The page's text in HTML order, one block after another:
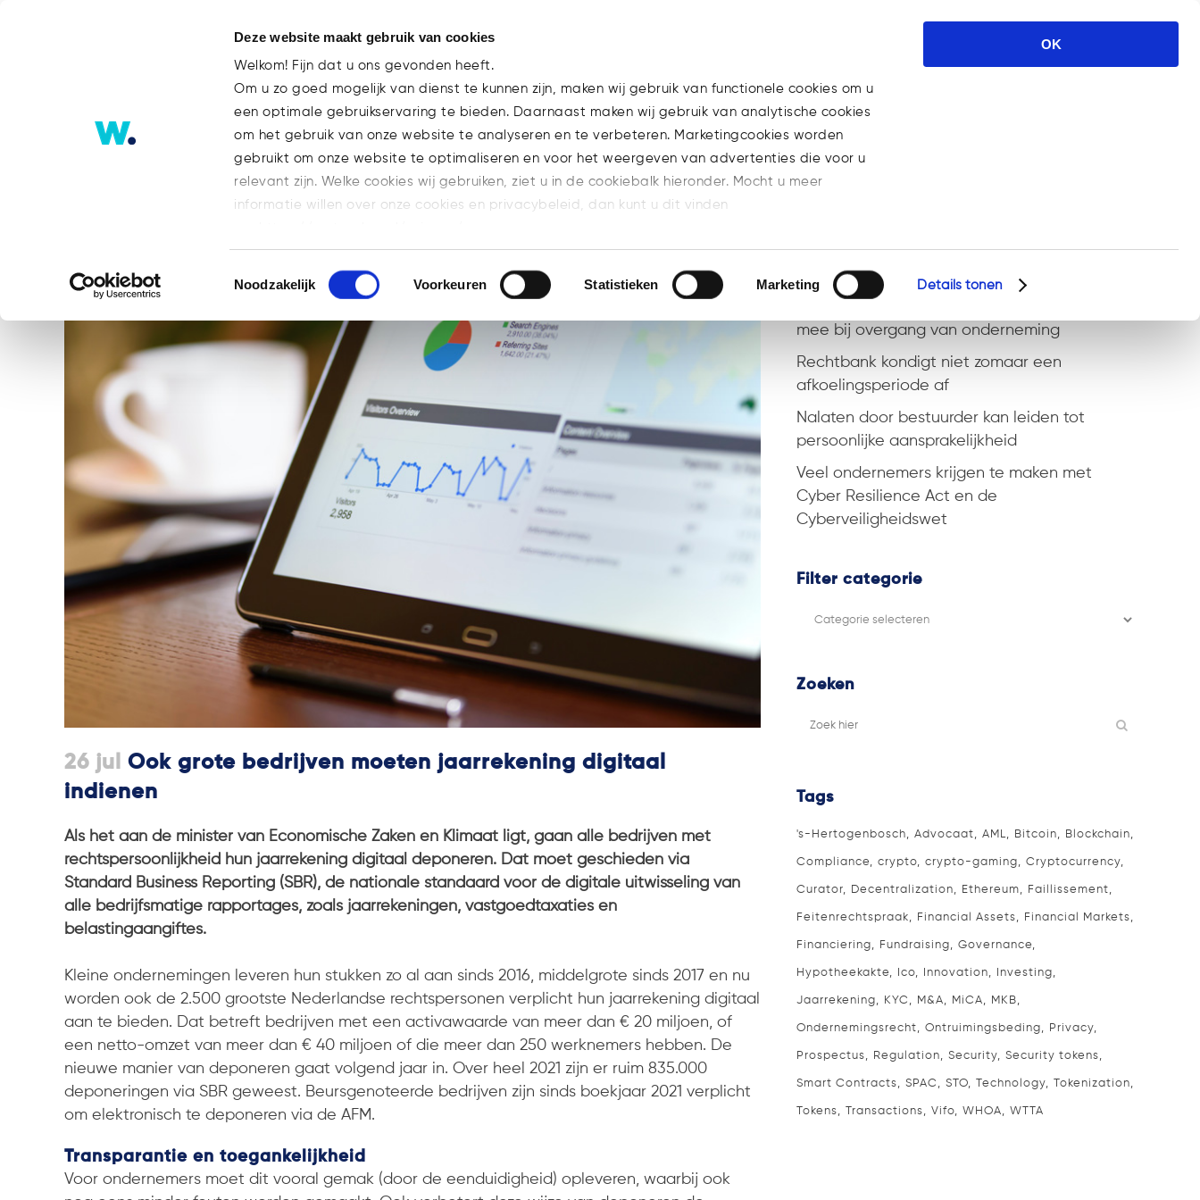
Deze website maakt gebruik van cookies
Welkom! Fijn dat u ons gevonden heeft.
Om u zo goed mogelijk van dienst te kunnen zijn, maken wij gebruik van functionele cookies om u
een optimale gebruikservaring te bieden. Daarnaast maken wij gebruik van analytische cookies
om het gebruik van onze website te analyseren en te verbeteren. Marketingcookies worden
gebruikt om onze website te optimaliseren en voor het weergeven van advertenties die voor u
relevant zijn. Welke cookies wij gebruiken, ziet u in de cookiebalk hieronder. Mocht u meer
informatie willen over onze cookies en privacybeleid, dan kunt u dit vinden
Geef a.u.b. hieronder aan welke cookies u accepteert.
Toestemmingsselectie
Noodzakelijk Voorkeuren Statistieken Marketing Details tonen
OK
Ook grote bedrijven moeten jaarrekening digitaal indienen
26 jul
Ook grote bedrijven moeten jaarrekening digitaal
indienen
Als het aan de minister van Economische Zaken en Klimaat ligt, gaan alle bedrijven met
rechtspersoonlijkheid hun jaarrekening digitaal deponeren. Dat moet geschieden via
Standard Business Reporting (SBR), de nationale standaard voor de digitale uitwisseling van
alle bedrijfsmatige rapportages, zoals jaarrekeningen, vastgoedtaxaties en
belastingaangiftes.
Kleine ondernemingen leveren hun stukken zo al aan sinds 2016, middelgrote sinds 2017 en nu
worden ook de 2.500 grootste Nederlandse rechtspersonen verplicht hun jaarrekening digitaal
aan te bieden. Dat betreft bedrijven met een activawaarde van meer dan € 20 miljoen, of
een netto-omzet van meer dan € 40 miljoen of die meer dan 250 werknemers hebben. De
nieuwe manier van deponeren gaat volgend jaar in. Over heel 2021 zijn er ruim 835.000
deponeringen via SBR geweest. Beursgenoteerde bedrijven zijn sinds boekjaar 2021 verplicht
om elektronisch te deponeren via de AFM.
Transparantie en toegankelijkheid
Voor ondernemers moet dit vooral gemak (door de eenduidigheid) opleveren, waarbij ook
Steeds meer bedrijven aansprakelijk voor
gebrekkige AI-producten
mee bij overgang van onderneming
Rechtbank kondigt niet zomaar een
afkoelingsperiode af
Nalaten door bestuurder kan leiden tot
persoonlijke aansprakelijkheid
Veel ondernemers krijgen te maken met
Cyber Resilience Act en de
Cyberveiligheidswet
Filter categorie
Filter
Zoeken
Tags
's-Hertogenbosch Advocaat AML Bitcoin Blockchain
Compliance crypto crypto-gaming Cryptocurrency
Curator Decentralization Ethereum Faillissement
Feitenrechtspraak Financial Assets Financial Markets
Financiering Fundraising Governance
Hypotheekakte Ico Innovation Investing
Jaarrekening KYC M&A MiCA MKB
Ondernemingsrecht Ontruimingsbeding Privacy
Prospectus Regulation Security Security tokens
Smart Contracts SPAC STO Technology Tokenization
Tokens Transactions Vifo WHOA WTTA